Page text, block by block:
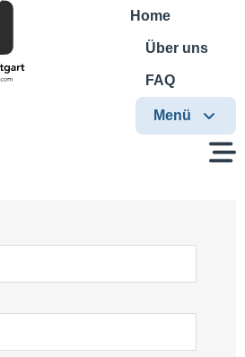
Home
Über uns
FAQ
Menü